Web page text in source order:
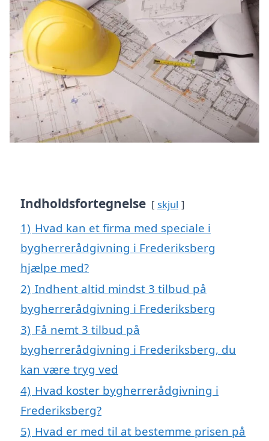
Indholdsfortegnelse skjul
1) Hvad kan et firma med speciale i
bygherrerådgivning i Frederiksberg
hjælpe med?
2) Indhent altid mindst 3 tilbud på
bygherrerådgivning i Frederiksberg
3) Få nemt 3 tilbud på
bygherrerådgivning i Frederiksberg, du
kan være tryg ved
4) Hvad koster bygherrerådgivning i
Frederiksberg?
5) Hvad er med til at bestemme prisen på